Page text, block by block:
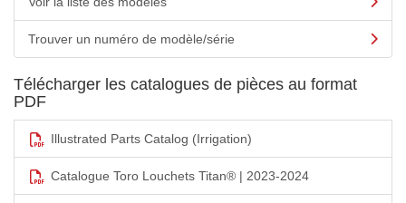
Trouver un numéro de modèle/série
Télécharger les catalogues de pièces au format
PDF
Illustrated Parts Catalog (Irrigation)
Catalogue Toro Louchets Titan® | 2023-2024